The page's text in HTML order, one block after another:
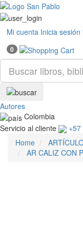
Mi cuenta Inicia sesión
0
Autores
Colombia
Servicio al cliente
Home
AR CALIZ CON